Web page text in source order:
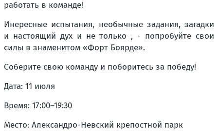
работать в команде!
Инересные испытания, необычные задания, загадки
и настоящий дух и не только , - попробуйте свои
силы в знаменитом «Форт Боярде».
Соберите свою команду и поборитесь за победу!
Дата: 11 июля
Время: 17:00–19:30
Место: Александро-Невский крепостной парк